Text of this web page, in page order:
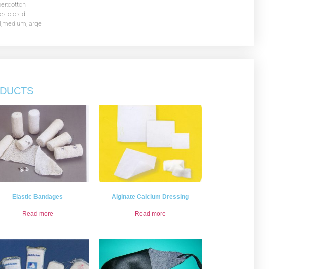
Elastic Bandages
Read more
Alginate Calcium Dressing
Read more